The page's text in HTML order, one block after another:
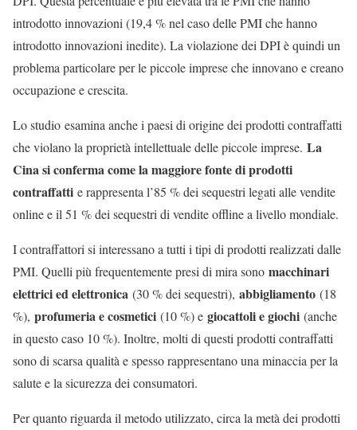
introdotto innovazioni (19,4 % nel caso delle PMI che hanno
introdotto innovazioni inedite). La violazione dei DPI è quindi un
problema particolare per le piccole imprese che innovano e creano
occupazione e crescita.
Lo studio esamina anche i paesi di origine dei prodotti contraffatti
che violano la proprietà intellettuale delle piccole imprese. La
Cina si conferma come la maggiore fonte di prodotti
contraffatti e rappresenta l’85 % dei sequestri legati alle vendite
online e il 51 % dei sequestri di vendite offline a livello mondiale.
I contraffattori si interessano a tutti i tipi di prodotti realizzati dalle
PMI. Quelli più frequentemente presi di mira sono macchinari
elettrici ed elettronica (30 % dei sequestri), abbigliamento (18
%), profumeria e cosmetici (10 %) e giocattoli e giochi (anche
in questo caso 10 %). Inoltre, molti di questi prodotti contraffatti
sono di scarsa qualità e spesso rappresentano una minaccia per la
salute e la sicurezza dei consumatori.
Per quanto riguarda il metodo utilizzato, circa la metà dei prodotti